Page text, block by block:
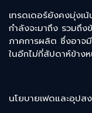
เทรดเดอร์ยังคงมุ่งเ
กำลังจะมาถึง รวมถึ
ภาคการผลิต ซึ่งอาจ
ในอีกไม่กี่สัปดาห์ข้าง
นโยบายเฟดและอุป